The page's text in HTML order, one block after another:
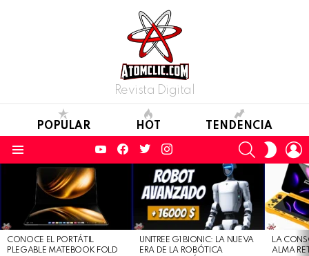
Revista Digital
POPULAR HOT TENDENCIA
YouTubeFacebook
TwitterInstagram SEARCH
SKIN
STORIES
CONOCE EL PORTÁTIL
PLEGABLE MATEBOOK FOLD
UNITREE G1 BIONIC: LA NUEVA
ERA DE LA ROBÓTICA
LA
ALMA